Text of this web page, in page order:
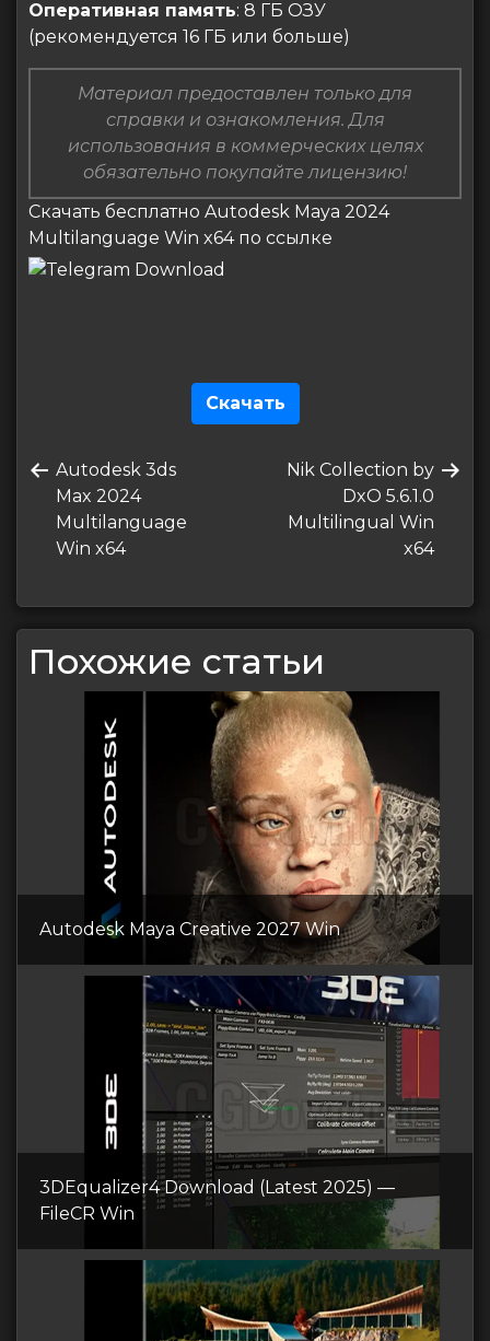
Оперативная память: 8 ГБ ОЗУ
(рекомендуется 16 ГБ или больше)
Материал предоставлен только для
справки и ознакомления. Для
использования в коммерческих целях
обязательно покупайте лицензию!
Скачать бесплатно Autodesk Maya 2024
Multilanguage Win x64 по ссылке
Скачать
по
записям
Предыдущая
запись
Autodesk 3ds
Max 2024
Multilanguage
Win x64
Следующая
запись
Nik Collection by
DxO 5.6.1.0
Multilingual Win
x64
Похожие статьи
Autodesk Maya Creative 2027 Win
3DEqualizer4 Download (Latest 2025) —
FileCR Win